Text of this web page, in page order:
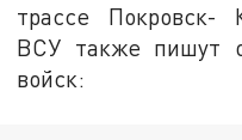
трассе Покровск-
ВСУ также пишут
войск: